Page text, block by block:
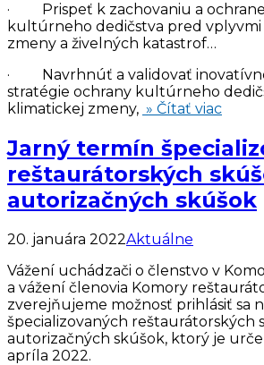
· Prispeť k zachovaniu a
kultúrneho dedičstva pred
zmeny a živelných katastrof…
· Navrhnúť a validovať
stratégie ochrany kultúrneho
klimatickej zmeny, » Čítať viac
Jarný termín
reštaurátorských
autorizačných skúšok
20. januára 2022Aktuálne
Vážení uchádzači o členstvo v
a vážení členovia Komory
zverejňujeme možnosť prihlásiť sa
špecializovaných reštaurátorských
autorizačných skúšok, ktorý je
apríla 2022.